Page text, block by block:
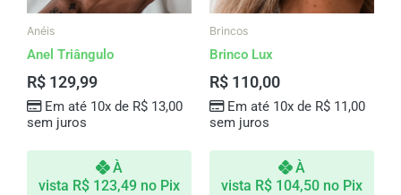
Anéis
Anel Triângulo
R$ 129,99
Em até 10x de R$13,00
sem juros
À
vista R$ 123,49 no Pix
podem
do
Brincos
Brinco Lux
R$ 110,00
Em até 10x de R$11,00
sem juros
À
vista R$ 104,50 no Pix